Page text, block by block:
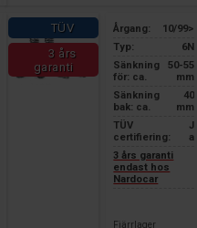
TÜV
3 års
garanti
Årgang:
10/99>
Typ:
6N
Sänkning
för: ca.
50-55
mm
Sänkning
bak: ca.
40
mm
TÜV
certifiering:
J
a
3 års garanti
endast hos
Nardocar
Fjärrlager